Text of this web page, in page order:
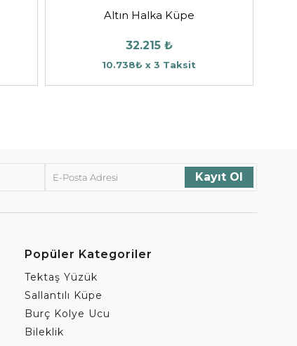
Altın Halka Küpe
32.215 ₺
10.738₺ x 3 Taksit
Popüler Kategoriler
Tektaş Yüzük
Sallantılı Küpe
Burç Kolye Ucu
Bileklik